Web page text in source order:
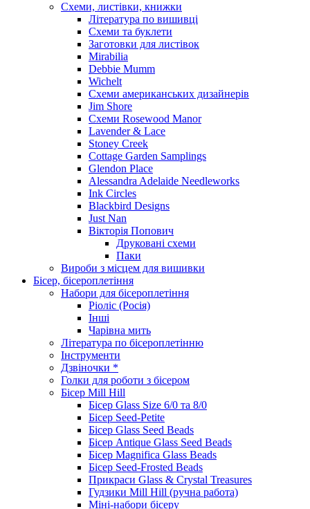
Схеми, листівки, книжки
Література по вишивці
Схеми та буклети
Заготовки для листівок
Mirabilia
Debbie Mumm
Wichelt
Схеми американських дизайнерів
Jim Shore
Cхеми Rosewood Manor
Lavender & Lace
Stoney Creek
Cottage Garden Samplings
Glendon Place
Alessandra Adelaide Needleworks
Ink Circles
Blackbird Designs
Just Nan
Вікторія Попович
Друковані схеми
Паки
Вироби з місцем для вишивки
Бісер, бісероплетіння
Набори для бісероплетіння
Ріоліс (Росія)
Інші
Чарівна мить
Література по бісероплетінню
Інструменти
Дзвіночки *
Голки для роботи з бісером
Бісер Mill Hill
Бісер Glass Size 6/0 та 8/0
Бісер Seed-Petite
Бісер Glass Seed Beads
Бісер Antique Glass Seed Beads
Бісер Magnifica Glass Beads
Бісер Seed-Frosted Beads
Прикраси Glass & Crystal Treasures
Гудзики Mill Hill (ручна работа)
Міні-набори бісеру